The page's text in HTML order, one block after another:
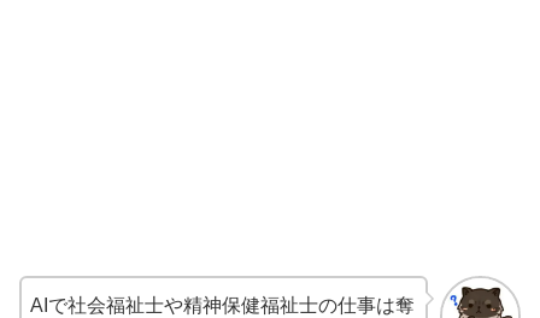
AIで社会福祉士や精神保健福祉士の仕事は奪